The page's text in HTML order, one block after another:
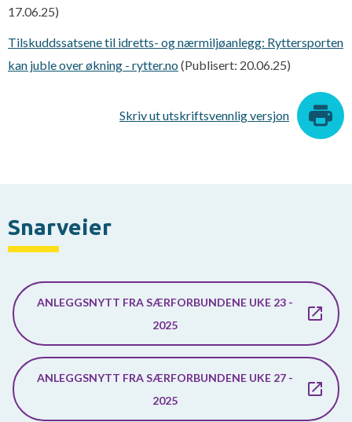
17.06.25)
Tilskuddssatsene til idretts- og nærmiljøanlegg: Ryttersporten
kan juble over økning - rytter.no(Publisert: 20.06.25)
Skriv ut utskriftsvennlig versjon
Snarveier
ANLEGGSNYTT FRA SÆRFORBUNDENE UKE 23 -
2025
ANLEGGSNYTT FRA SÆRFORBUNDENE UKE 27 -
2025